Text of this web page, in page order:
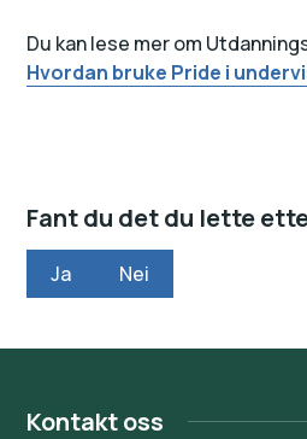
Du kan lese mer om
Hvordan bruke Pride i
Fant du det du lette
Ja Nei
Kontakt oss